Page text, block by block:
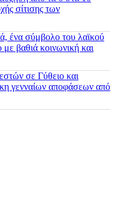
σίτισης των
ένα σύμβολο του λαϊκού
βαθιά κοινωνική και
σε Γύθειο και
γενναίων αποφάσεων από